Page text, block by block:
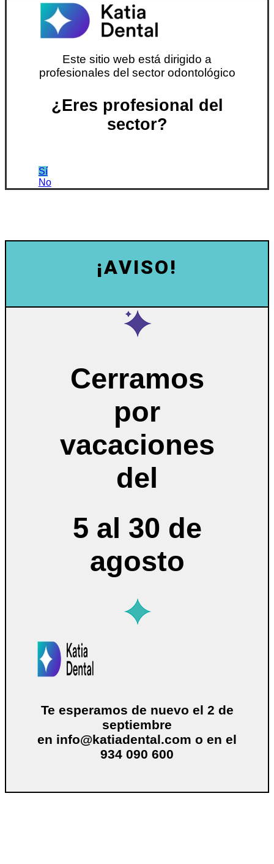
Este sitio web está dirigido a
profesionales del sector odontológico
¿Eres profesional del
sector?
Sí
No
¡AVISO!
Cerramos
por
vacaciones
del
5 al 30 de
agosto
Te esperamos de nuevo el 2 de
septiembre
en info@katiadental.com o en el
934 090 600